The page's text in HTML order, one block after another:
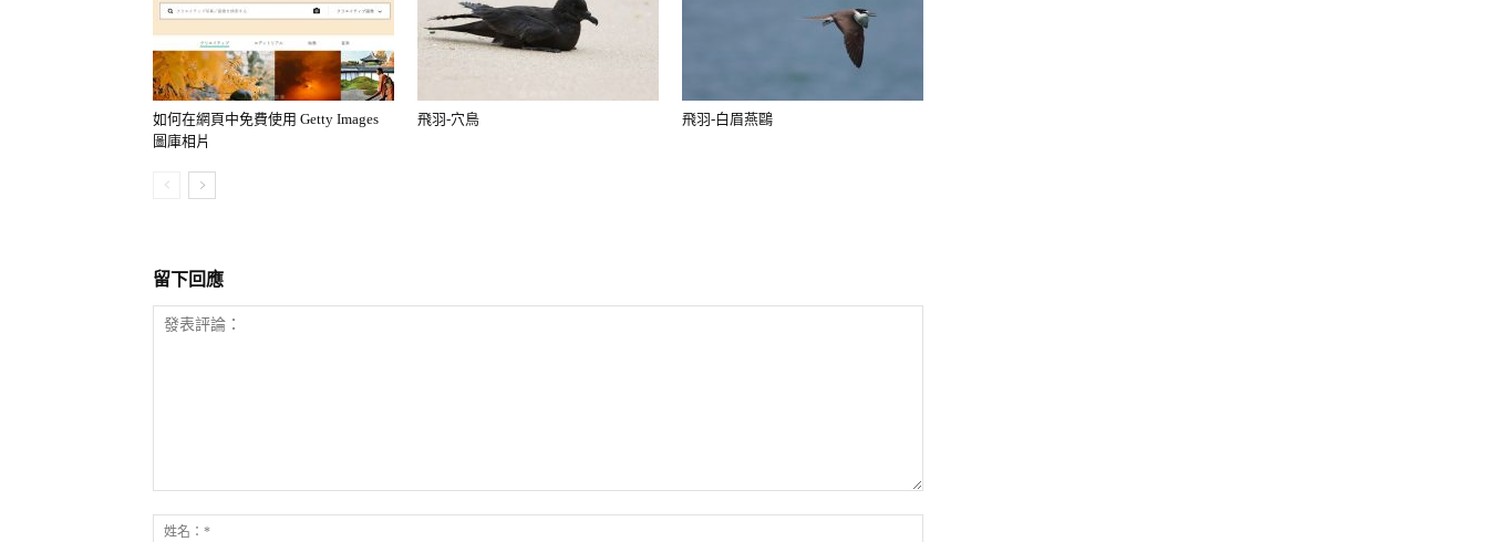
如何在網頁中免費使用 Getty Images
圖庫相片
飛羽-穴鳥 飛羽-白眉燕鷗
留下回應